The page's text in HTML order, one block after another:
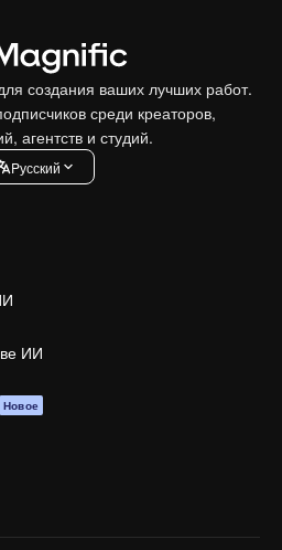
создания ваших лучших работ.
среди креаторов,
агентств и студий.
Pусский
ИИ
Новое